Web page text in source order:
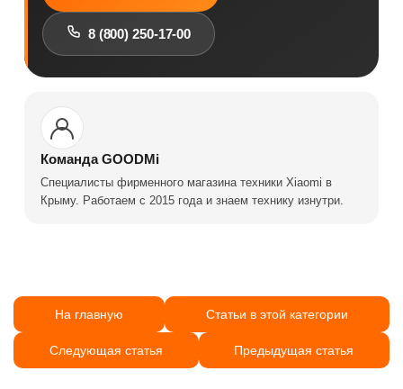
8 (800) 250-17-00
Команда GOODMi
Специалисты фирменного магазина техники Xiaomi в
Крыму. Работаем с 2015 года и знаем технику изнутри.
На главную Статьи в этой категории
Следующая статья Предыдущая статья